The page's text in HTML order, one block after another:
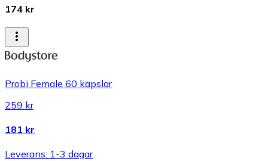
174 kr
Probi Female 60 kapslar
259 kr
181 kr
Leverans: 1-3 dagar